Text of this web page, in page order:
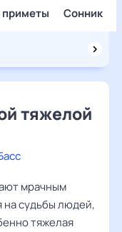
Сонник
тяжелой
мрачным
на судьбы людей,
тяжелая